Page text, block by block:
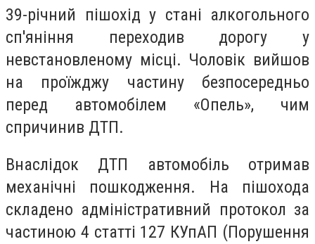
39-річний пішохід у стані алкогольного
сп'яніння переходив дорогу у
невстановленому місці. Чоловік вийшов
на проїжджу частину безпосередньо
перед автомобілем «Опель», чим
спричинив ДТП.
Внаслідок ДТП автомобіль отримав
механічні пошкодження. На пішохода
складено адміністративний протокол за
частиною 4 статті 127 КУпАП (Порушення